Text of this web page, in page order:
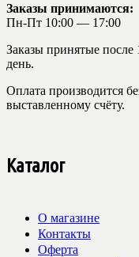
Заказы принимаются:
Пн-Пт 10:00 — 17:00
Заказы принятые
день.
Оплата производится
выставленному счёту.
Каталог
О магазине
Контакты
Оферта